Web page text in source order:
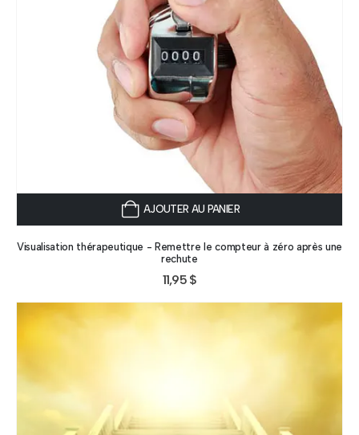
AJOUTER AU PANIER
Visualisation thérapeutique - Remettre le compteur à zéro après une
rechute
11,95 $